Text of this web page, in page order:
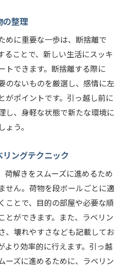
の整理
めに重要な一歩は、断捨離で
ることで、新しい生活にスッキ
トできます。断捨離する際に
のないものを厳選し、感情に左
がポイントです。引っ越し前に
し、身軽な状態で新たな環境に
う。
ングテクニック
荷解きをスムーズに進めるため
せん。荷物を段ボールごとに適
ことで、目的の部屋や必要な順
とができます。また、ラベリン
、壊れやすさなども記載してお
より効率的に行えます。引っ越
ーズに進めるために、ラベリン